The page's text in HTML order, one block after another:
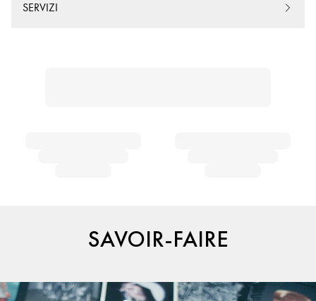
SERVIZI
SAVOIR-FAIRE